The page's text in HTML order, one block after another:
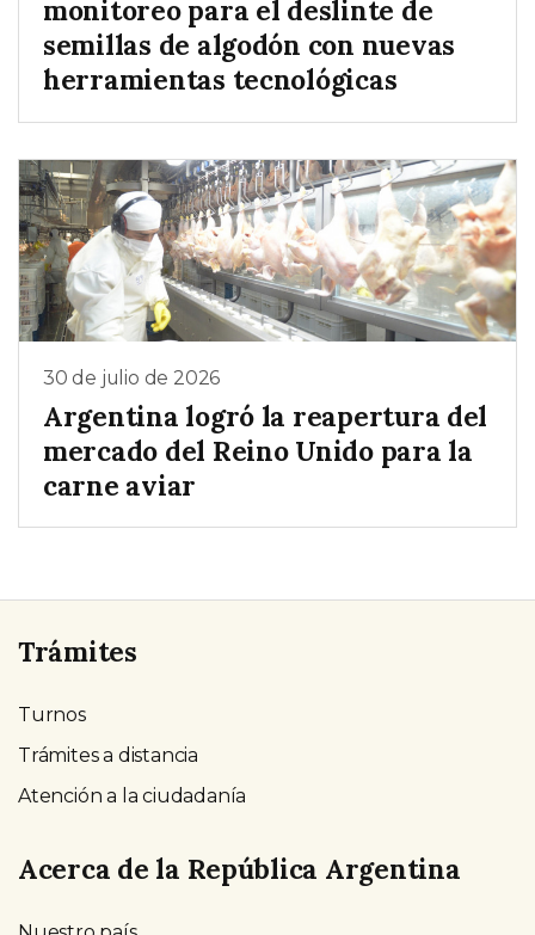
monitoreo para el deslinte de
semillas de algodón con nuevas
herramientas tecnológicas
30 de julio de 2026
Argentina logró la reapertura del
mercado del Reino Unido para la
carne aviar
Trámites
Turnos
Trámites a distancia
Atención a la ciudadanía
Acerca de la República Argentina